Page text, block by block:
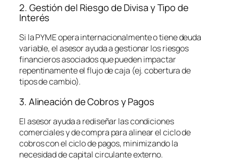
2. Gestión del Riesgo de Divisa y Tipo de
Interés
Si la PYME opera internacionalmente o tiene deuda
variable, el asesor ayuda a gestionar los riesgos
financieros asociados que pueden impactar
repentinamente el flujo de caja (ej. cobertura de
tipos de cambio).
3. Alineación de Cobros y Pagos
El asesor ayuda a rediseñar las condiciones
comerciales y de compra para alinear el ciclo de
cobros con el ciclo de pagos, minimizando la
necesidad de capital circulante externo.